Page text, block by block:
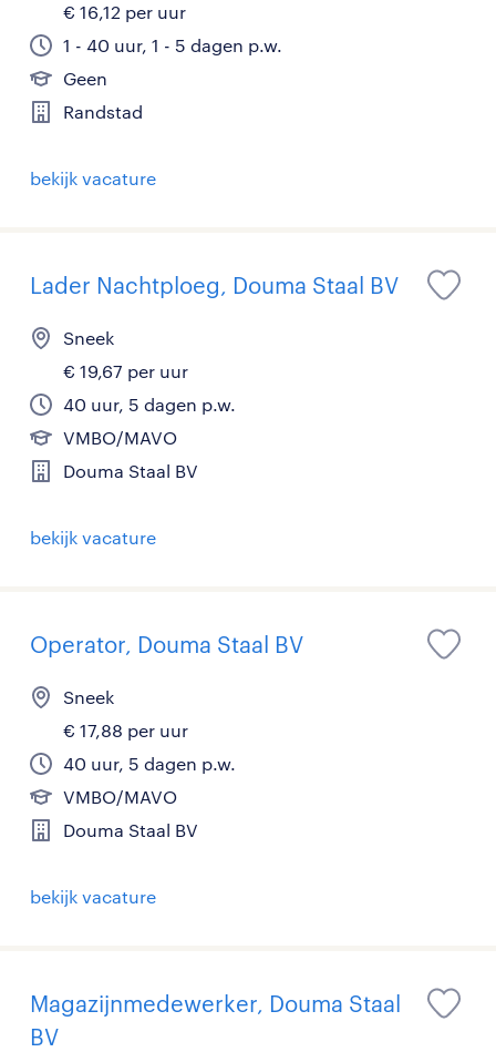
€ 16,12 per uur
1 - 40 uur, 1 - 5 dagen p.w.
Geen
Randstad
bekijk vacature
Lader Nachtploeg, Douma Staal BV
Sneek
€ 19,67 per uur
40 uur, 5 dagen p.w.
VMBO/MAVO
Douma Staal BV
bekijk vacature
Operator, Douma Staal BV
Sneek
€ 17,88 per uur
40 uur, 5 dagen p.w.
VMBO/MAVO
Douma Staal BV
bekijk vacature
Magazijnmedewerker, Douma Staal
BV